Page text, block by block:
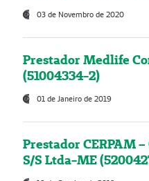
03 de Novembro de 2020
Prestador Medlife
(51004334-2)
01 de Janeiro de 2019
Prestador CERPAM
S/S Ltda-ME